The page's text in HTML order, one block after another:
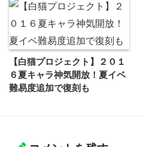
【白猫プロジェクト】２０１
６夏キャラ神気開放！夏イベ
難易度追加で復刻も